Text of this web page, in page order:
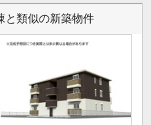
と類似の新築物件